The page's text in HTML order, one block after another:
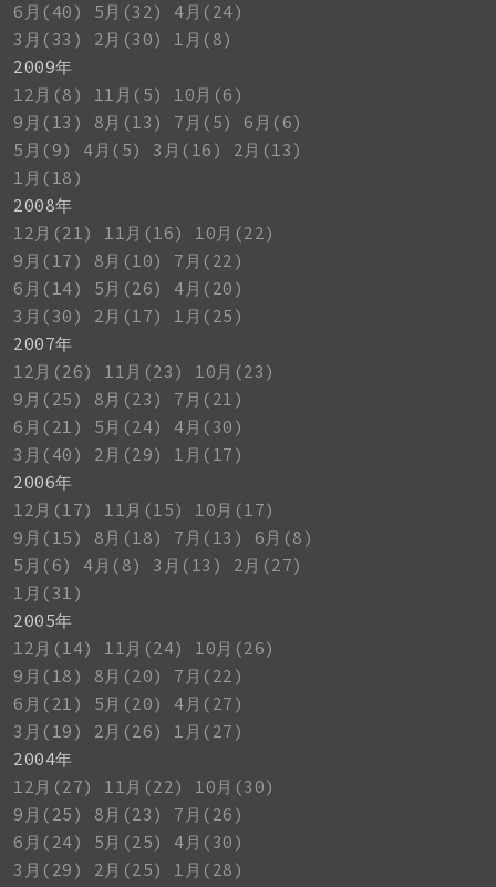
6月(40)
5月(32)
4月(24)
3月(33)
2月(30)
1月(8)
2009年
12月(8)
11月(5)
10月(6)
9月(13)
8月(13) 7月(5)
6月(6)
5月(9)
4月(5) 3月(16)
2月(13)
1月(18)
2008年
12月(21)
11月(16)
10月(22)
9月(17)
8月(10)
7月(22)
6月(14)
5月(26)
4月(20)
3月(30)
2月(17)
1月(25)
2007年
12月(26)
11月(23)
10月(23)
9月(25)
8月(23)
7月(21)
6月(21)
5月(24)
4月(30)
3月(40)
2月(29)
1月(17)
2006年
12月(17)
11月(15)
10月(17)
9月(15)
8月(18) 7月(13)
6月(8)
5月(6)
4月(8) 3月(13)
2月(27)
1月(31)
2005年
12月(14)
11月(24)
10月(26)
9月(18)
8月(20)
7月(22)
6月(21)
5月(20)
4月(27)
3月(19)
2月(26)
1月(27)
2004年
12月(27)
11月(22)
10月(30)
9月(25)
8月(23)
7月(26)
6月(24)
5月(25)
4月(30)
3月(29)
2月(25) 1月(28)